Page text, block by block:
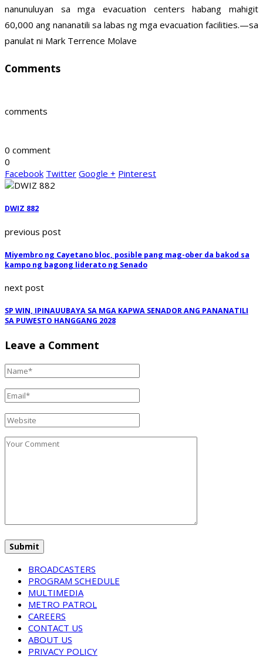
nanunuluyan sa mga evacuation centers habang mahigit
60,000 ang nananatili sa labas ng mga evacuation facilities.—sa
panulat ni Mark Terrence Molave
Comments
comments
0 comment
0
Facebook Twitter Google + Pinterest
DWIZ 882
previous post
Miyembro ng Cayetano bloc, posible pang mag-ober da bakod sa
kampo ng bagong liderato ng Senado
next post
SP WIN, IPINAUUBAYA SA MGA KAPWA SENADOR ANG PANANATILI
SA PUWESTO HANGGANG 2028
Leave a Comment
BROADCASTERS
PROGRAM SCHEDULE
MULTIMEDIA
METRO PATROL
CAREERS
CONTACT US
ABOUT US
PRIVACY POLICY